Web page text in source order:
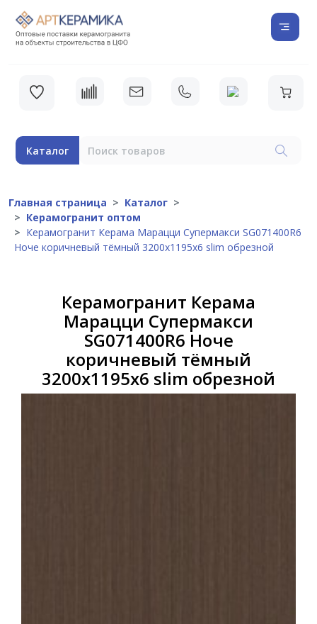
Каталог
Главная страница
Каталог
Керамогранит оптом
Керамогранит Керама Марацци Супермакси SG071400R6
Ноче коричневый тёмный 3200x1195x6 slim обрезной
Керамогранит Керама
Марацци Супермакси
SG071400R6 Ноче
коричневый тёмный
3200x1195x6 slim обрезной